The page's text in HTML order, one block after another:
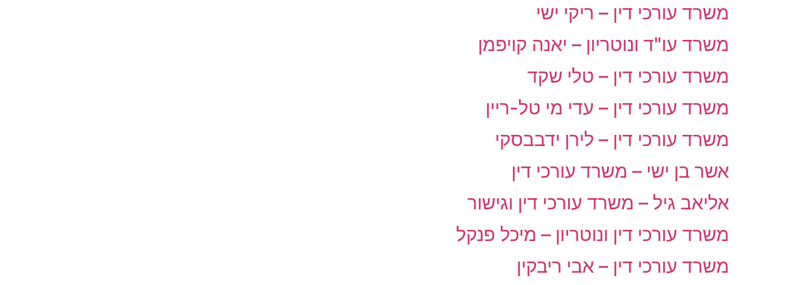
משרד עורכי דין – ריקי ישי
משרד עו"ד ונוטריון – יאנה קויפמן
משרד עורכי דין – טלי שקד
משרד עורכי דין – עדי מי טל-ריין
משרד עורכי דין – לירן ידבבסקי
אשר בן ישי – משרד עורכי דין
אליאב גיל – משרד עורכי דין וגישור
משרד עורכי דין ונוטריון – מיכל פנקל
משרד עורכי דין – אבי ריבקין